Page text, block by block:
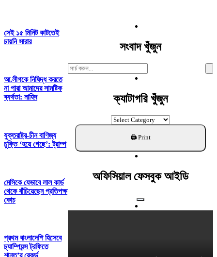
সেই ১৫ মিনিট কাটতেই
চায়নি সারার
আ.লীগকে নিষিদ্ধ করতে
না পারা আমাদের সামষ্টিক
ব্যর্থতা: নাহিদ
যুক্তরাষ্ট্র-চীন বাণিজ্য
চুক্তি ‘হয়ে গেছে’: ট্রাম্প
মেসিকে যেভাবে লাল কার্ড
থেকে বাঁচিয়েছেন প্রতিপক্ষ
কোচ
প্রথম বাংলাদেশি হিসেবে
চ্যাম্পিয়ন্স ট্রফিতে
শান্ত’র রেকর্ড
সংবাদ খুঁজুন
Search
For:
ক্যাটাগরি খুঁজুন
ক্যাটাগরি
খুঁজুন
অফিসিয়াল ফেসবুক আইডি